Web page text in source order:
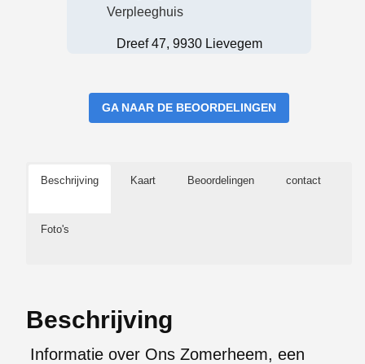
Verpleeghuis
Dreef 47, 9930 Lievegem
GA NAAR DE BEOORDELINGEN
Beschrijving Kaart Beoordelingen contact
Foto's
Beschrijving
Informatie over Ons Zomerheem, een